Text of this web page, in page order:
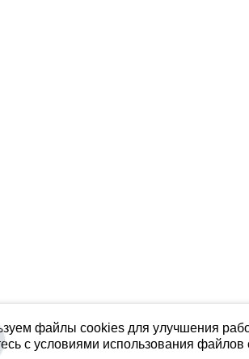
файлы cookies для улучшения
с условиями использования файлов